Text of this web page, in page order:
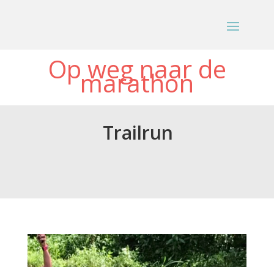
Op weg naar de
marathon
Trailrun